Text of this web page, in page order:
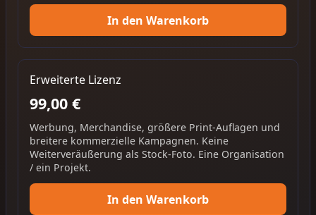
In den Warenkorb
Erweiterte Lizenz
99,00 €
Werbung, Merchandise, größere Print-Auflagen und
breitere kommerzielle Kampagnen. Keine
Weiterveräußerung als Stock-Foto. Eine Organisation
/ ein Projekt.
In den Warenkorb